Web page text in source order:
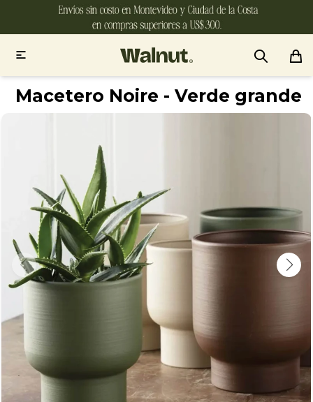

Macetero Noire - Verde grande